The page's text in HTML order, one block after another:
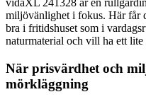
vidaXL 241328 är en
miljövänlighet i fokus. Här får
bra i fritidshuset som i
naturmaterial och vill ha ett
När prisvärdhet och
mörkläggning